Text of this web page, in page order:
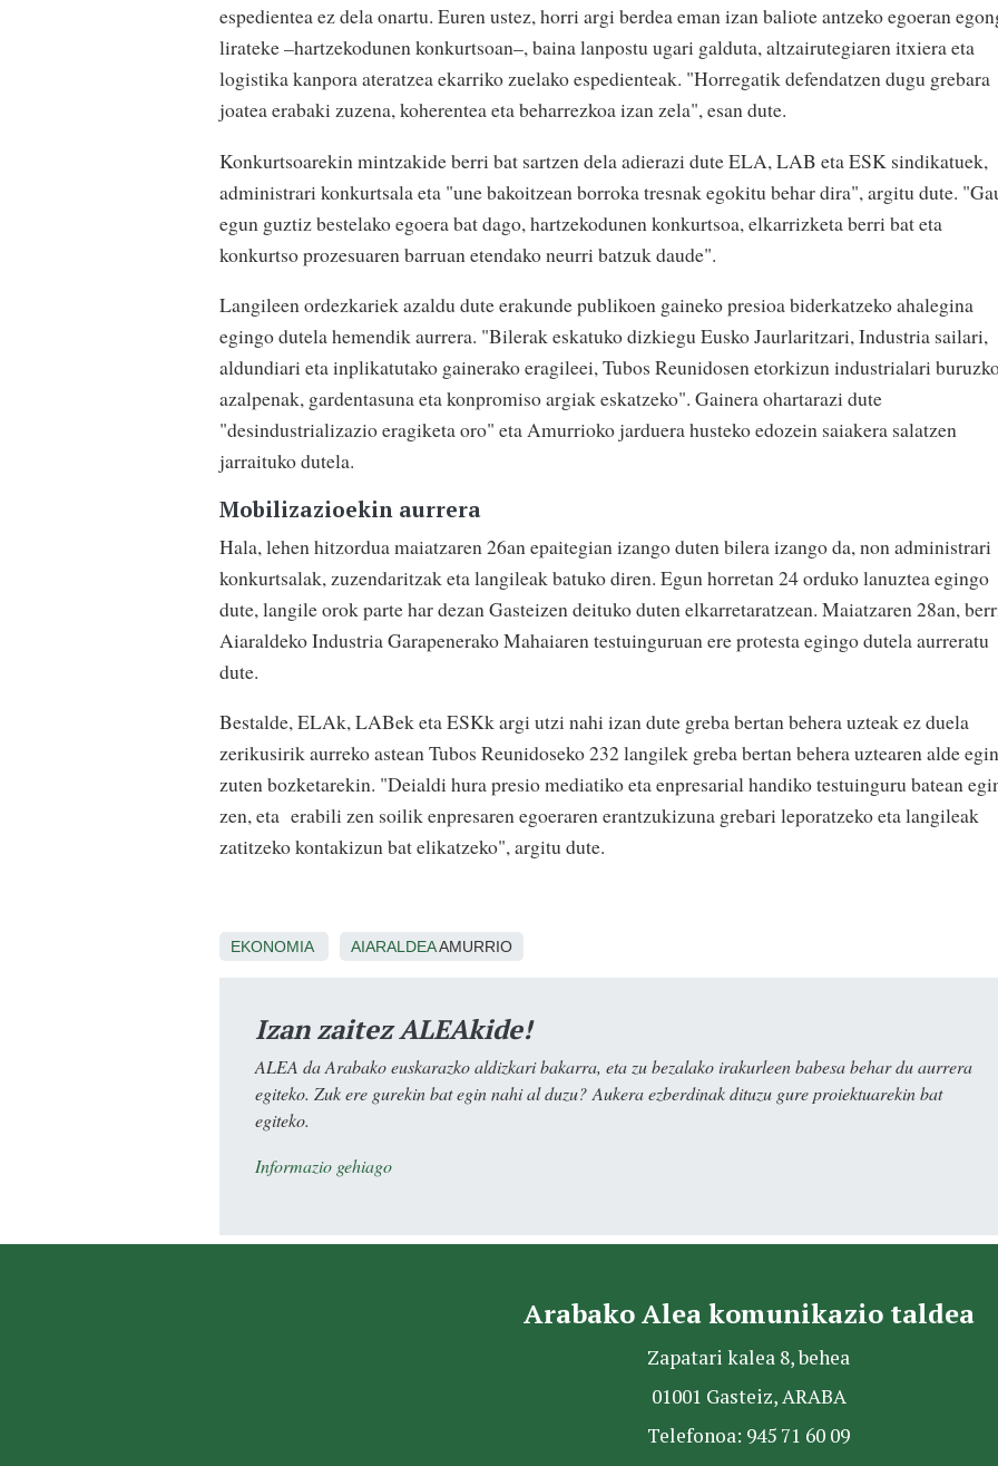
espedientea ez dela onartu. Euren ustez, horri argi berdea eman izan baliote antzeko egoeran
lirateke –hartzekodunen konkurtsoan–, baina lanpostu ugari galduta, altzairutegiaren itxiera eta
logistika kanpora ateratzea ekarriko zuelako espedienteak. "Horregatik defendatzen dugu grebara
joatea erabaki zuzena, koherentea eta beharrezkoa izan zela", esan dute.
Konkurtsoarekin mintzakide berri bat sartzen dela adierazi dute ELA, LAB eta ESK sindikatuek,
administrari konkurtsala eta "une bakoitzean borroka tresnak egokitu behar dira", argitu dute.
egun guztiz bestelako egoera bat dago, hartzekodunen konkurtsoa, elkarrizketa berri bat eta
konkurtso prozesuaren barruan etendako neurri batzuk daude".
Langileen ordezkariek azaldu dute erakunde publikoen gaineko presioa biderkatzeko ahalegina
egingo dutela hemendik aurrera. "Bilerak eskatuko dizkiegu Eusko Jaurlaritzari, Industria sailari,
aldundiari eta inplikatutako gainerako eragileei, Tubos Reunidosen etorkizun industrialari
azalpenak, gardentasuna eta konpromiso argiak eskatzeko". Gainera ohartarazi dute
"desindustrializazio eragiketa oro" eta Amurrioko jarduera husteko edozein saiakera salatzen
jarraituko dutela.
Mobilizazioekin aurrera
Hala, lehen hitzordua maiatzaren 26an epaitegian izango duten bilera izango da, non administrari
konkurtsalak, zuzendaritzak eta langileak batuko diren. Egun horretan 24 orduko lanuztea egingo
dute, langile orok parte har dezan Gasteizen deituko duten elkarretaratzean. Maiatzaren 28an,
Aiaraldeko Industria Garapenerako Mahaiaren testuinguruan ere protesta egingo dutela aurreratu
dute.
Bestalde, ELAk, LABek eta ESKk argi utzi nahi izan dute greba bertan behera uzteak ez duela
zerikusirik aurreko astean Tubos Reunidoseko 232 langilek greba bertan behera uztearen alde egin
zuten bozketarekin. "Deialdi hura presio mediatiko eta enpresarial handiko testuinguru batean
zen, eta erabili zen soilik enpresaren egoeraren erantzukizuna grebari leporatzeko eta langileak
zatitzeko kontakizun bat elikatzeko", argitu dute.
EKONOMIA AIARALDEAAMURRIO
Izan zaitez ALEAkide!
ALEA da Arabako euskarazko aldizkari bakarra, eta zu bezalako irakurleen babesa behar du aurrera
egiteko. Zuk ere gurekin bat egin nahi al duzu? Aukera ezberdinak dituzu gure proiektuarekin bat
egiteko.
Informazio gehiago
Arabako Alea komunikazio taldea
Zapatari kalea 8, behea
01001 Gasteiz, ARABA
Telefonoa: 945 71 60 09